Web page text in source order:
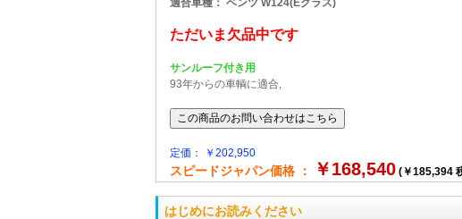
適合車種： ベンツ W124(Eクラス)
ただいま欠品中です
サンルーフ付き用
93年からの車輌に適合,
定価： ￥202,950
スピードジャパン価格 ： ￥168,540(￥185,394
はじめにお読みください